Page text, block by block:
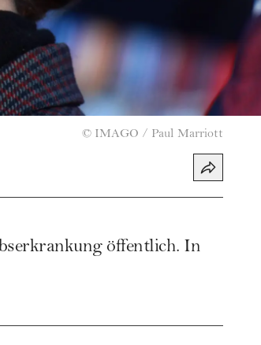
© IMAGO / Paul Marriott
öffentlich. In